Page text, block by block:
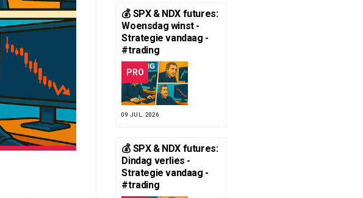
💰 SPX & NDX futures:
Woensdag winst -
Strategie vandaag -
#trading
PRO
09 JUL. 2026
💰 SPX & NDX futures:
Dindag verlies -
Strategie vandaag -
#trading